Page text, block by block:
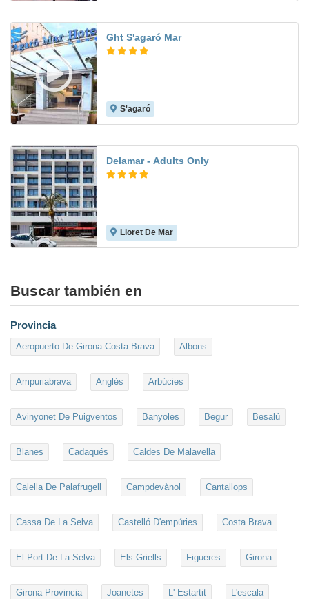
Ght S'agaró Mar
S'agaró
Delamar - Adults Only
Lloret De Mar
Buscar también en
Provincia
Aeropuerto De Girona-Costa Brava Albons
Ampuriabrava Anglés Arbúcies
Avinyonet De Puigventos Banyoles Begur Besalú
Blanes Cadaqués Caldes De Malavella
Calella De Palafrugell Campdevànol Cantallops
Cassa De La Selva Castelló D'empúries Costa Brava
El Port De La Selva Els Griells Figueres Girona
Girona Provincia Joanetes L' Estartit L'escala